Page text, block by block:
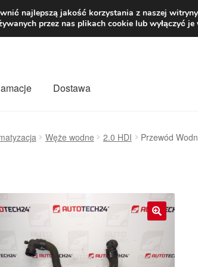
zł
Dostawa
Węże wodne 2.0 HDI Przewód
najlepszą jakość korzystania z naszej
przez nas plikach cookie lub wyłączyć je